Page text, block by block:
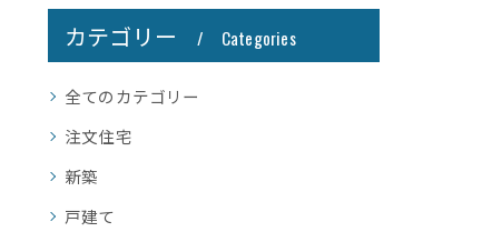
カテゴリー Categories
全てのカテゴリー
注文住宅
新築
戸建て